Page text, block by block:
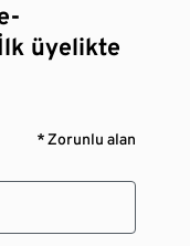
üyelikte
* Zorunlu alan